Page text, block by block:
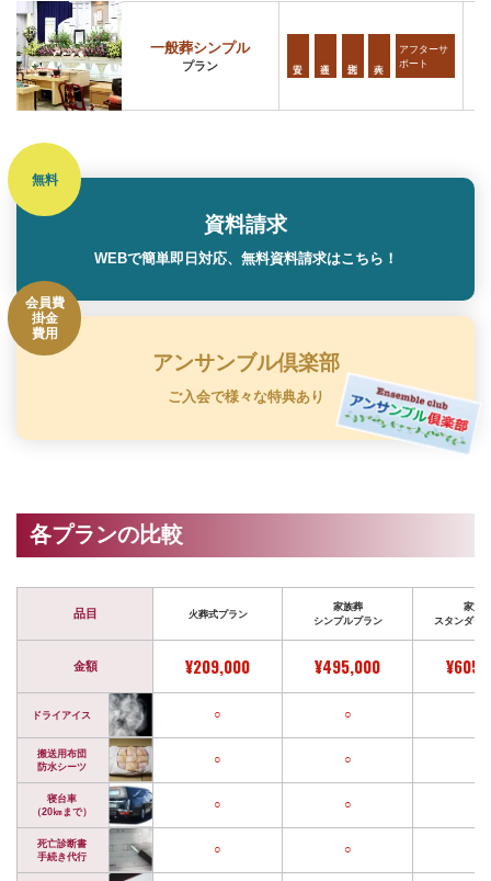
一般葬シンプル
プラン
アフターサ
ポート
資料請求
WEBで簡単即日対応、無料資料請求はこちら！
アンサンブル倶楽部
ご入会で様々な特典あり
各プランの比較
品目 火葬式プラン
家族葬
シンプルプラン
家族
スタンダー
金額 ¥209,000 ¥495,000
ドライアイス ○ ○
搬送用布団
防水シーツ
○ ○
寝台車
（20㎞まで）
○ ○
死亡診断書
手続き代行
○ ○